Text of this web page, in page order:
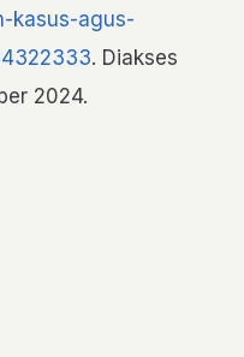
kasus-agus-
. Diakses
2024.